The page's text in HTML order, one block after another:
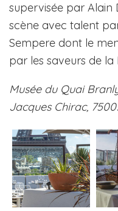
supervisée par Alain
scène avec talent
Sempere dont le
par les saveurs de la
Musée du Quai
Jacques Chirac,